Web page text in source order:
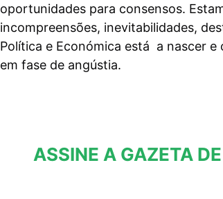
oportunidades para consensos.
incompreensões, inevitabilidades,
Política e Económica está a nascer
em fase de angústia.
ASSINE A GAZETA